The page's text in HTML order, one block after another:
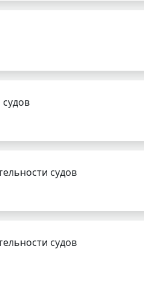
судов
судов